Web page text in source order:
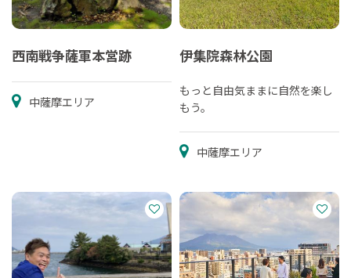
西南戦争薩軍本営跡
中薩摩エリア
伊集院森林公園
もっと自由気ままに自然を楽し
もう。
中薩摩エリア